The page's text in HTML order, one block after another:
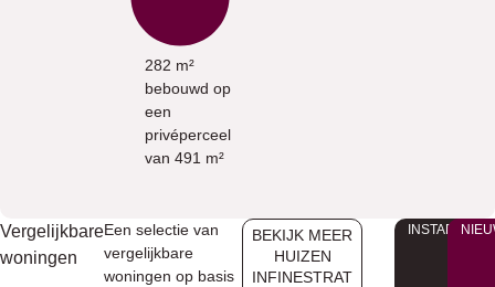
282 m²
bebouwd op
een
privéperceel
van 491 m²
Vergelijkbare
woningen
Een selectie van
vergelijkbare
woningen op basis
BEKIJK MEER
HUIZEN
INFINESTRAT